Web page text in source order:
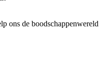
ons de boodschappenwereld